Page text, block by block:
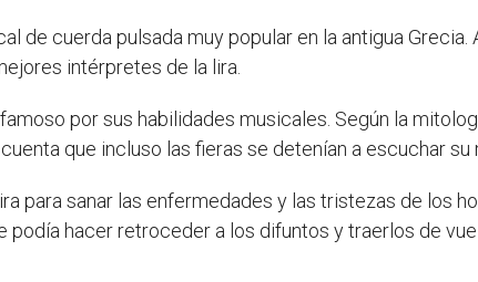
de cuerda pulsada muy popular en la antigua
intérpretes de la lira.
por sus habilidades musicales. Según la
que incluso las fieras se detenían a escuchar su
para sanar las enfermedades y las tristezas de los
podía hacer retroceder a los difuntos y traerlos de